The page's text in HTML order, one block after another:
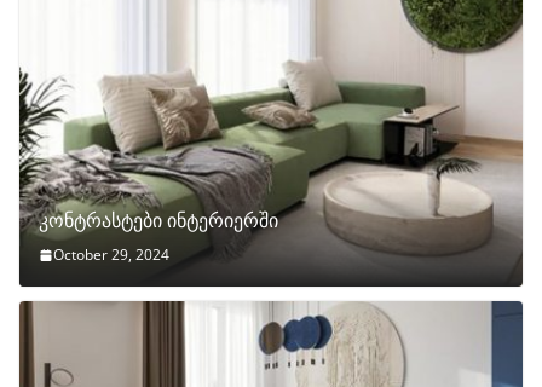
კონტრასტები ინტერიერში
October 29, 2024